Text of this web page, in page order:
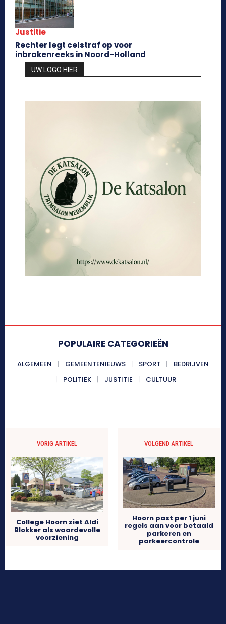
Justitie
Rechter legt celstraf op voor
inbrakenreeks in Noord-Holland
UW LOGO HIER
POPULAIRE CATEGORIEËN
ALGEMEEN GEMEENTENIEUWS SPORT
BEDRIJVEN
POLITIEK
JUSTITIE CULTUUR
VORIG ARTIKEL
College Hoorn ziet Aldi
Blokker als waardevolle
voorziening
VOLGEND ARTIKEL
Hoorn past per 1 juni
regels aan voor betaald
parkeren en
parkeercontrole